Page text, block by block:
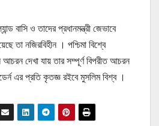
বাসি ও তাদের প্রধানমন্ত্রী জেভাবে
তা নজিরবিহীন । পশ্চিমা বিশ্বে
আচরন দেখা যায় তার সম্পূর্ণ বিপরীত আচরন
এর প্রতি কৃতজ্ঞ রইবে মুসলিম বিশ্ব ।